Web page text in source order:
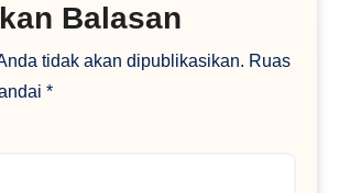
Balasan
tidak akan dipublikasikan. Ruas
*